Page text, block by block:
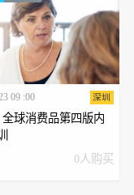
09 :00 深圳
全球消费品第四版内
0人购买